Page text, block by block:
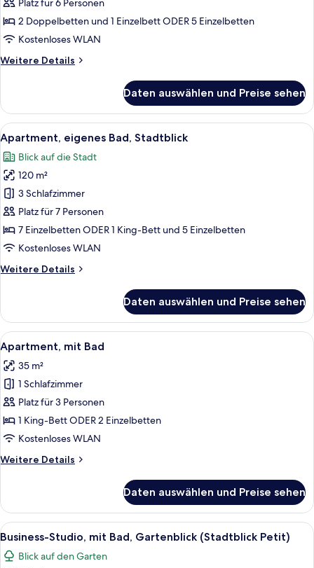
Platz für 6 Personen
2 Doppelbetten und 1 Einzelbett ODER 5 Einzelbetten
Kostenloses WLAN
Weitere Details
Weitere
Daten auswählen und Preise sehen
Alle
Fotos
für
Apartment,
eigenes
Bad,
Stadtblick
anzeigen
Eine moderne Küche mit dunklen
4
Apartment, eigenes Bad, Stadtblick
Blick auf die Stadt
120 m²
3 Schlafzimmer
Platz für 7 Personen
7 Einzelbetten ODER 1 King-Bett und 5 Einzelbetten
Kostenloses WLAN
Weitere Details
Weitere
eigenes
Bad,
Stadtblick
Daten auswählen und Preise sehen
Alle
Fotos
für
Apartment,
mit
Bad
anzeigen
Eine moderne Küche mit weißen
17
Apartment, mit Bad
35 m²
1 Schlafzimmer
Platz für 3 Personen
1 King-Bett ODER 2 Einzelbetten
Kostenloses WLAN
Weitere Details
Weitere
mit
Bad
Daten auswählen und Preise sehen
Alle
Fotos
für
Ein modernes, minimalistisches
6
Business-Studio, mit Bad, Gartenblick (Stadtblick Petit)
Blick auf den Garten